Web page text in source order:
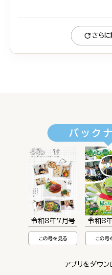
さら
バック
令和8年7月号
この号を見る
令和8
この号
アプリをダウン